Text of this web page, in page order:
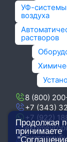
УФ-системы
воздуха
растворов
8 (800)
+7 (343)
+7 (922)
Продолжая
принимаете